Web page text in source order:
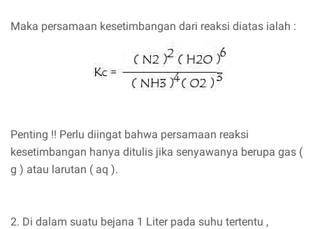
Maka persamaan kesetimbangan dari reaksi diatas ialah :
Penting !! Perlu diingat bahwa persamaan reaksi
kesetimbangan hanya ditulis jika senyawanya berupa gas (
g ) atau larutan ( aq ).
2. Di dalam suatu bejana 1 Liter pada suhu tertentu ,